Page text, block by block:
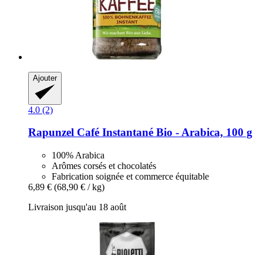
Ajouter
4.0 (2)
Rapunzel Café Instantané Bio -​ Arabica, 100 g
100% Arabica
Arômes corsés et chocolatés
Fabrication soignée et commerce équitable
6,89 € (68,90 € / kg)
Livraison jusqu'au 18 août